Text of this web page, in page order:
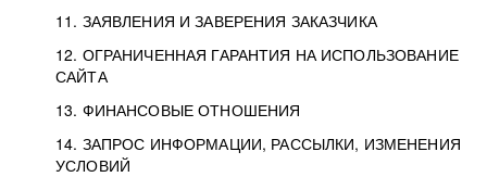
11. ЗАЯВЛЕНИЯ И ЗАВЕРЕНИЯ ЗАКАЗЧИКА
12. ОГРАНИЧЕННАЯ ГАРАНТИЯ НА ИСПОЛЬЗОВАНИЕ
САЙТА
13. ФИНАНСОВЫЕ ОТНОШЕНИЯ
14. ЗАПРОС ИНФОРМАЦИИ, РАССЫЛКИ, ИЗМЕНЕНИЯ
УСЛОВИЙ